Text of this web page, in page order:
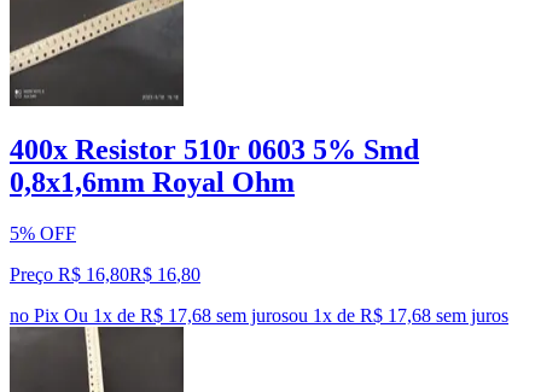
400x Resistor 510r 0603 5% Smd
0,8x1,6mm Royal Ohm
5% OFF
Preço R$ 16,80R$ 16,80
no Pix Ou 1x de R$ 17,68 sem jurosou 1x de R$ 17,68 sem juros